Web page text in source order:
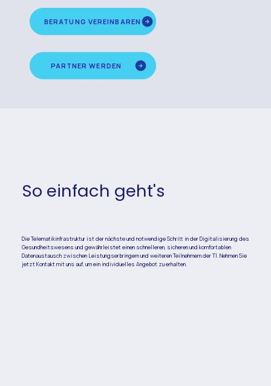
BERATUNG VEREINBAREN
PARTNER WERDEN
So einfach geht's
​Die Telematikinfrastruktur ist der nächste und notwendige Schritt in der Digitalisierung des
Gesundheitswesens und gewährleistet einen schnelleren, sicheren und komfortablen
Datenaustausch zwischen Leistungserbringern und weiteren Teilnehmern der TI. ​Nehmen Sie
jetzt Kontakt mit uns auf, um ein individuelles Angebot zu erhalten.